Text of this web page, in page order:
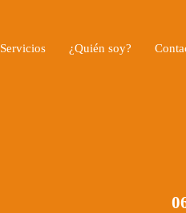
Servicios ¿Quién soy?